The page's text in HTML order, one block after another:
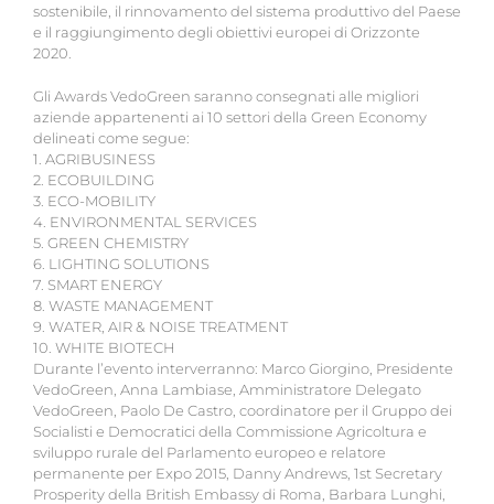
sostenibile, il rinnovamento del sistema produttivo del Paese
e il raggiungimento degli obiettivi europei di Orizzonte
2020.
Gli Awards VedoGreen saranno consegnati alle migliori
aziende appartenenti ai 10 settori della Green Economy
delineati come segue:
1. AGRIBUSINESS
2. ECOBUILDING
3. ECO-MOBILITY
4. ENVIRONMENTAL SERVICES
5. GREEN CHEMISTRY
6. LIGHTING SOLUTIONS
7. SMART ENERGY
8. WASTE MANAGEMENT
9. WATER, AIR & NOISE TREATMENT
10. WHITE BIOTECH
Durante l’evento interverranno: Marco Giorgino, Presidente
VedoGreen, Anna Lambiase, Amministratore Delegato
VedoGreen, Paolo De Castro, coordinatore per il Gruppo dei
Socialisti e Democratici della Commissione Agricoltura e
sviluppo rurale del Parlamento europeo e relatore
permanente per Expo 2015, Danny Andrews, 1st Secretary
Prosperity della British Embassy di Roma, Barbara Lunghi,